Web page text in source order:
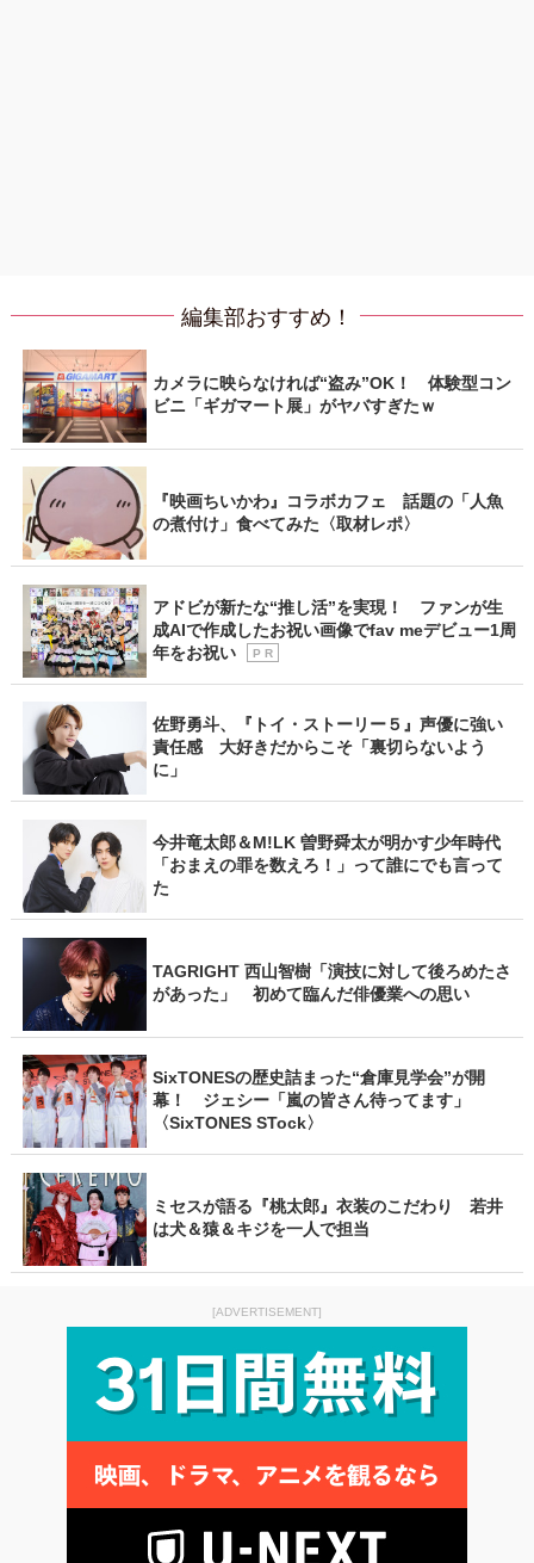
編集部おすすめ！
カメラに映らなければ“盗み”OK！ 体験型コン
ビニ「ギガマート展」がヤバすぎたｗ
『映画ちいかわ』コラボカフェ 話題の「人魚
の煮付け」食べてみた〈取材レポ〉
アドビが新たな“推し活”を実現！ ファンが生
成AIで作成したお祝い画像でfav meデビュー1周
年をお祝い
P R
佐野勇斗、『トイ・ストーリー５』声優に強い
責任感 大好きだからこそ「裏切らないよう
に」
今井竜太郎＆M!LK 曽野舜太が明かす少年時代
「おまえの罪を数えろ！」って誰にでも言って
た
TAGRIGHT 西山智樹「演技に対して後ろめたさ
があった」 初めて臨んだ俳優業への思い
SixTONESの歴史詰まった“倉庫見学会”が開
幕！ ジェシー「嵐の皆さん待ってます」
〈SixTONES STock〉
ミセスが語る『桃太郎』衣装のこだわり 若井
は犬＆猿＆キジを一人で担当
[ADVERTISEMENT]